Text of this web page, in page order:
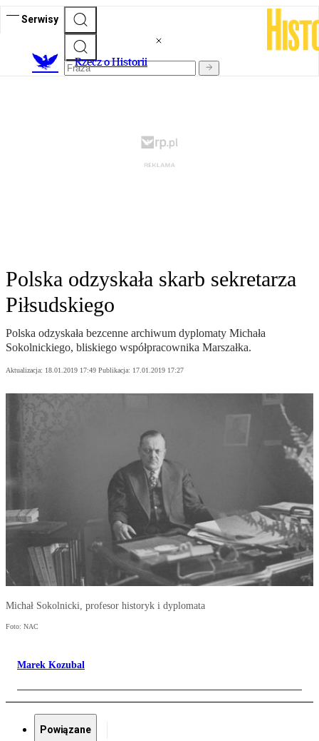
Serwisy
Rzecz o Historii
Polska odzyskała skarb sekretarza
Piłsudskiego
Polska odzyskała bezcenne archiwum dyplomaty Michała
Sokolnickiego, bliskiego współpracownika Marszałka.
Aktualizacja: 18.01.2019 17:49 Publikacja: 17.01.2019 17:27
Michał Sokolnicki, profesor historyk i dyplomata
Foto: NAC
Marek Kozubal
Powiązane